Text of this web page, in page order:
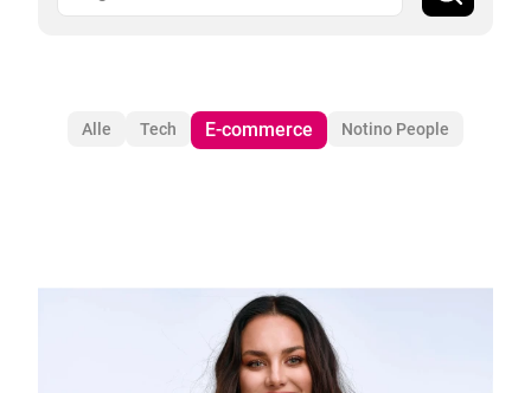
Alle Tech E-commerce Notino People